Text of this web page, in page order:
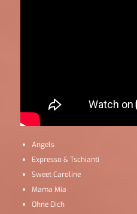
Angels
Expresso & Tschianti
Sweet Caroline
Mama Mia
Ohne Dich